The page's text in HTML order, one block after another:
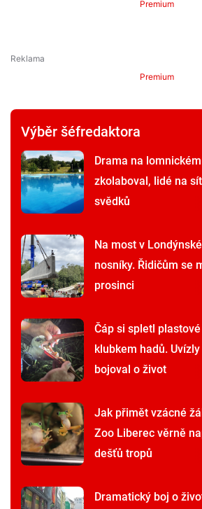
Premium
Premium
Výběr šéfredaktora
Drama na
zkolaboval, lidé na
svědků
Na most v
nosníky. Řidičům se
prosinci
Čáp si spletl
klubkem hadů.
bojoval o život
Jak přimět vzácné
Zoo Liberec věrně
dešťů tropů
Dramatický boj o